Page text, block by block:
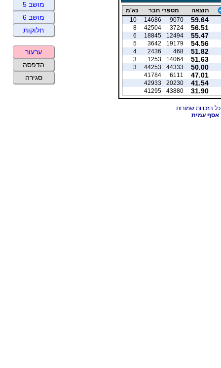
תוצאה מספרי חבר נא'מ
59.64
9070
14686
10
56.51
3724
42504
8
55.47
12494
18845
6
54.56
19179
3642
5
51.82
468
2436
4
51.63
14064
1253
3
50.00
44333
44253
3
47.01
6111
41784
41.54
20230
42933
31.90
43880
41295
אסף עמית
מושב 5
מושב 6
חלוקות
ערעור
הדפסה
סגירה